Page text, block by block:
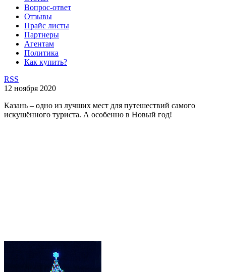
Вопрос-ответ
Отзывы
Прайс листы
Партнеры
Агентам
Политика
Как купить?
RSS
12 ноября 2020
Казань – одно из лучших мест для путешествий самого
искушённого туриста. А особенно в Новый год!